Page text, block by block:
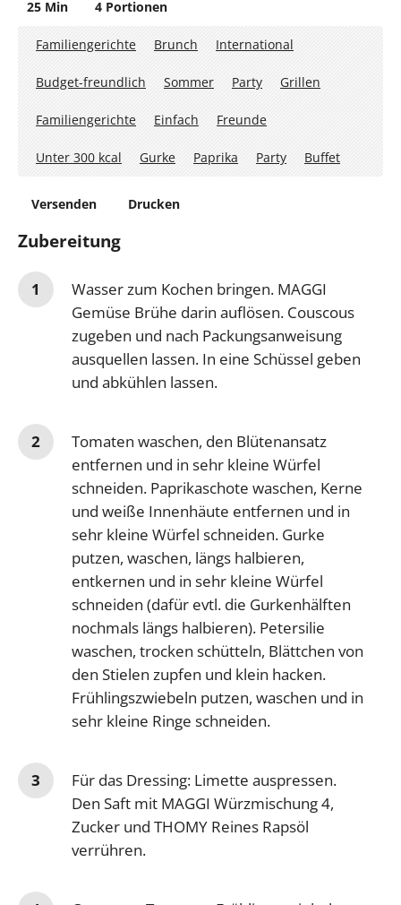
25 Min 4 Portionen
Familiengerichte Brunch International
Budget-freundlich Sommer Party Grillen
Familiengerichte Einfach Freunde
Unter 300 kcal Gurke Paprika Party Buffet
Versenden Drucken
Zubereitung
Wasser zum Kochen bringen. MAGGI
Gemüse Brühe darin auflösen. Couscous
zugeben und nach Packungsanweisung
ausquellen lassen. In eine Schüssel geben
und abkühlen lassen.
Tomaten waschen, den Blütenansatz
entfernen und in sehr kleine Würfel
schneiden. Paprikaschote waschen, Kerne
und weiße Innenhäute entfernen und in
sehr kleine Würfel schneiden. Gurke
putzen, waschen, längs halbieren,
entkernen und in sehr kleine Würfel
schneiden (dafür evtl. die Gurkenhälften
nochmals längs halbieren). Petersilie
waschen, trocken schütteln, Blättchen von
den Stielen zupfen und klein hacken.
Frühlingszwiebeln putzen, waschen und in
sehr kleine Ringe schneiden.
Für das Dressing: Limette auspressen.
Den Saft mit MAGGI Würzmischung 4,
Zucker und THOMY Reines Rapsöl
verrühren.